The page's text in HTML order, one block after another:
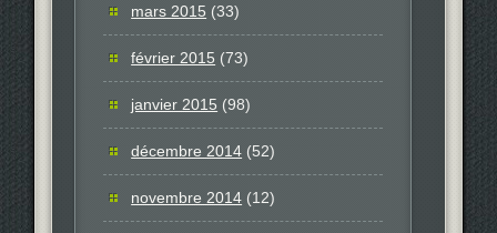
mars 2015 (33)
février 2015 (73)
janvier 2015 (98)
décembre 2014 (52)
novembre 2014 (12)